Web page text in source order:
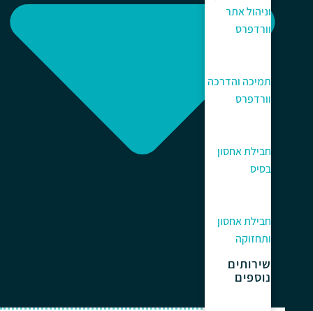
וניהול אתר
וורדפרס
תמיכה והדרכה
וורדפרס
חבילת אחסון
בסיס
חבילת אחסון
ותחזוקה
שירותים
נוספים